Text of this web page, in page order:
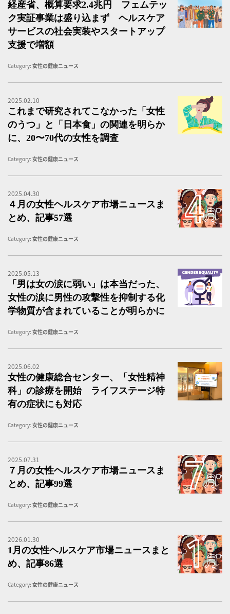
経産省、概算要求2.4兆円 フェムテッ
ク実証事業は盛り込まず ヘルスケア
サービスの社会実装やスタートアップ
支援で増額
Category: 女性の健康ニュース
2025.02.10
これまで研究されてこなかった「女性
のうつ」と「日本食」の関連を明らか
に、20〜70代の女性を調査
Category: 女性の健康ニュース
2025.04.30
４月の女性ヘルスケア市場ニュースま
とめ、記事57選
Category: 女性の健康ニュース
2025.05.13
「男は女の涙に弱い」は本当だった、
女性の涙に男性の攻撃性を抑制する化
学物質が含まれていることが明らかに
Category: 女性の健康ニュース
2025.06.02
女性の健康総合センター、「女性精神
科」の診療を開始 ライフステージ特
有の症状にも対応
Category: 女性の健康ニュース
2025.07.31
７月の女性ヘルスケア市場ニュースま
とめ、記事99選
Category: 女性の健康ニュース
2026.01.30
1月の女性ヘルスケア市場ニュースまと
め、記事86選
Category: 女性の健康ニュース